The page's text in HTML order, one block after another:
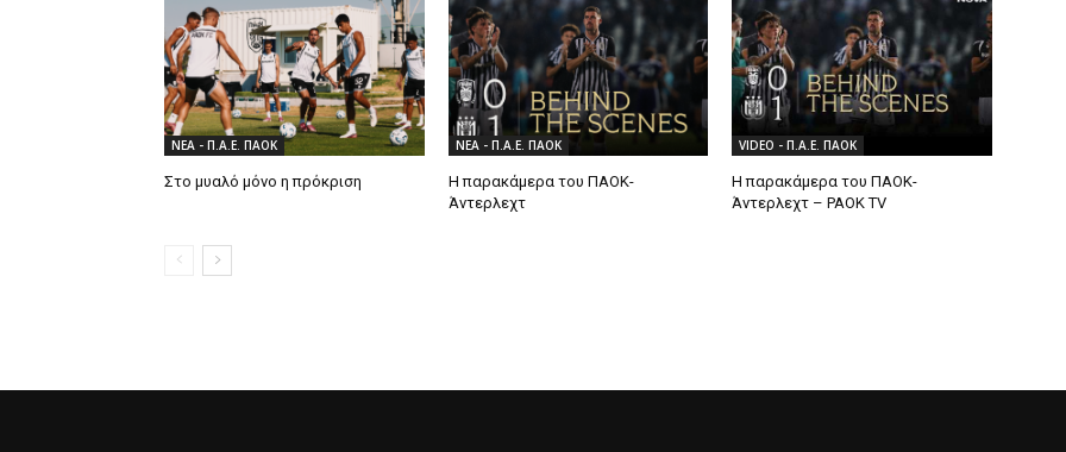
ΝΕΑ - Π.Α.Ε. ΠΑΟΚ
Στο μυαλό μόνο η πρόκριση
ΝΕΑ - Π.Α.Ε. ΠΑΟΚ
Η παρακάμερα του ΠΑΟΚ-
Άντερλεχτ
VIDEO - Π.Α.Ε. ΠΑΟΚ
Η παρακάμερα του ΠΑΟK-
Άντερλεχτ – PAOK TV